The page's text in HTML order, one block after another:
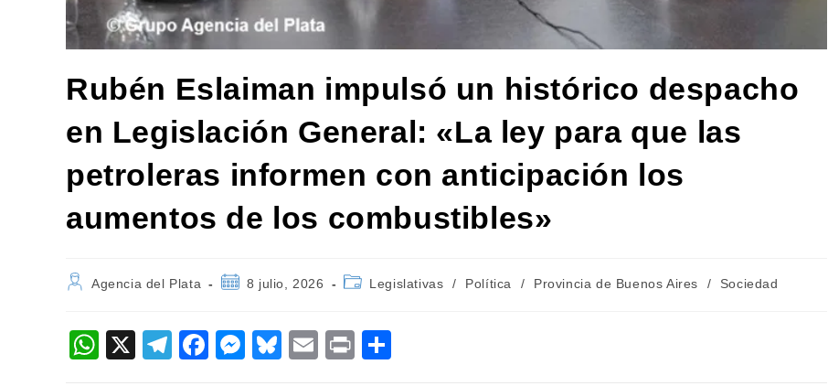
Rubén Eslaiman impulsó un histórico despacho
en Legislación General: «La ley para que las
petroleras informen con anticipación los
aumentos de los combustibles»
Autor
entrada:
Agencia del Plata
Publicación
entrada:
8 julio, 2026
Categoría
entrada:
Legislativas / Política / Provincia de Buenos Aires / Sociedad
W
X
T
F
M
Bl
E
Pr